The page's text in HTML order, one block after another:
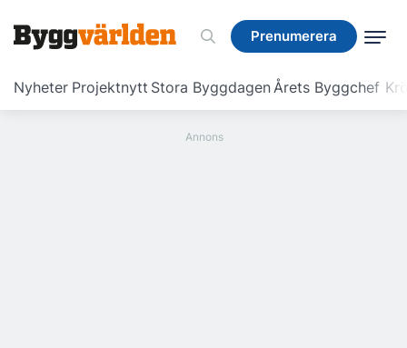
Prenumerera
Nyheter Projektnytt Stora ByggdagenÅrets Byggchef
Prenumerera